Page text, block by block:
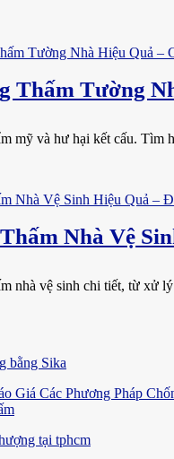
Thấm Tường
mỹ và hư hại kết cấu.
Nhà Vệ
nhà vệ sinh chi tiết, từ xử
Giá Các Phương Pháp